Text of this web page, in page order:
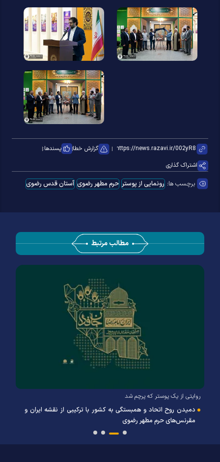
گزارش خطا
پسندها:
اشتراک گذاری
برچسب ها: رونمایی از پوستر حرم مطهر رضوی آستان قدس رضوی
مطالب مرتبط
روایتی از یک پوستر که پرچم شد
دمیدن روح اتحاد و همبستگی به کشور با ترکیبی از نقشه ایران و
مقرنس‌های حرم مطهر رضوی